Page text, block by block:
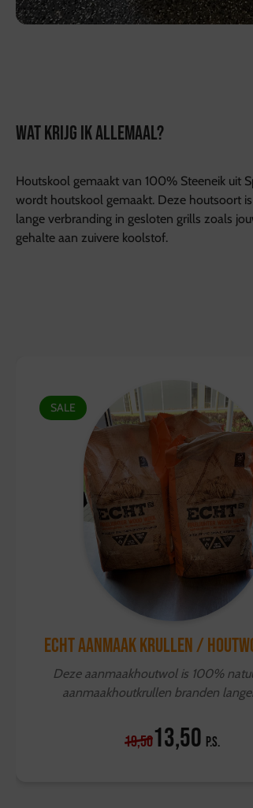
WAT KRIJG IK ALLEMAAL?
Houtskool gemaakt van 100% Steeneik uit
wordt houtskool gemaakt. Deze houtsoort
lange verbranding in gesloten grills zoals
gehalte aan zuivere koolstof.
SALE
ECHT Aanmaak Krullen /
Deze aanmaakhoutwol is 100%
aanmaakhoutkrullen branden
19,5013,50 p.s.